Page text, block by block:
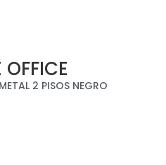
2 PISOS NEGRO